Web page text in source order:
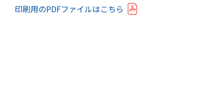
印刷用のPDFファイルはこちら